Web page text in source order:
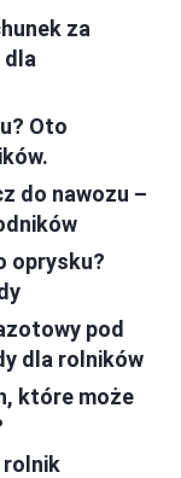
za
dla
Oto
do nawozu –
oprysku?
pod
dla rolników
które może
rolnik